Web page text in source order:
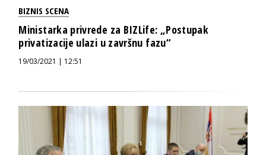
BIZNIS SCENA
Ministarka privrede za BIZLife: „Postupak
privatizacije ulazi u završnu fazu“
19/03/2021 | 12:51